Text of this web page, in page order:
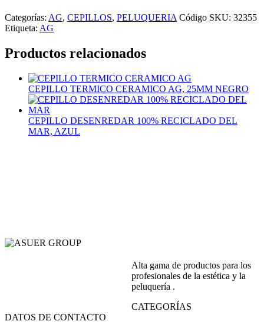
Categorías: AG, CEPILLOS, PELUQUERIA Código SKU: 32355
Etiqueta: AG
Productos relacionados
CEPILLO TERMICO CERAMICO AG, 25MM NEGRO
CEPILLO DESENREDAR 100% RECICLADO DEL
MAR, AZUL
Alta gama de productos para los
profesionales de la estética y la
peluquería .
CATEGORÍAS
DATOS DE CONTACTO